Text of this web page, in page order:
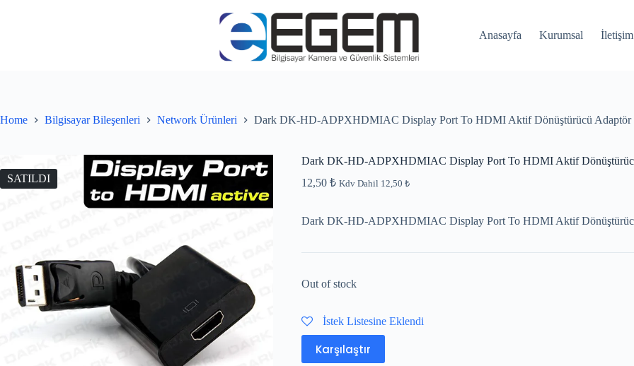
Anasayfa Kurumsal İletişim
Home Bilgisayar Bileşenleri Network Ürünleri Dark DK-HD-ADPXHDMIAC Display Port To HDMI Aktif Dönüştürücü Adaptör
SATILDI
Dark DK-HD-ADPXHDMIAC Display Port To HDMI Aktif
12,50 ₺ Kdv Dahil 12,50 ₺
Dark DK-HD-ADPXHDMIAC Display Port To HDMI Aktif
Out of stock
İstek Listesine Eklendi
Karşılaştır